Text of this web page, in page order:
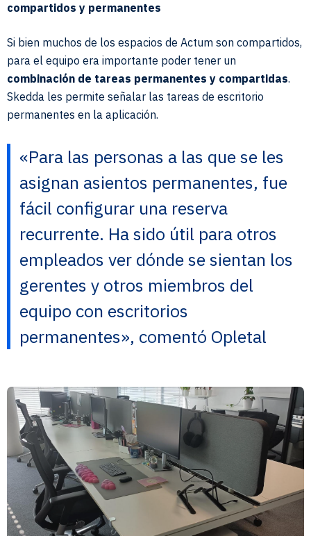
compartidos y permanentes
Si bien muchos de los espacios de Actum son compartidos,
para el equipo era importante poder tener un
combinación de tareas permanentes y compartidas.
Skedda les permite señalar las tareas de escritorio
permanentes en la aplicación.
«Para las personas a las que se les
asignan asientos permanentes, fue
fácil configurar una reserva
recurrente. Ha sido útil para otros
empleados ver dónde se sientan los
gerentes y otros miembros del
equipo con escritorios
permanentes», comentó Opletal